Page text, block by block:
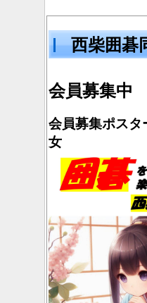
西柴囲碁
会員募集中
会員募集ポス
女